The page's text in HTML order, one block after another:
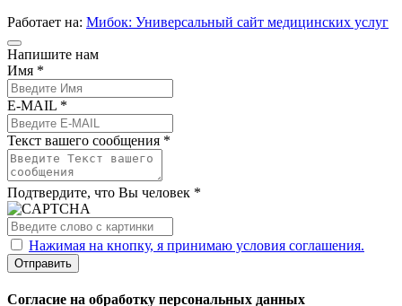
Работает на: Мибок: Универсальный сайт медицинских услуг
Напишите нам
Имя *
E-MAIL *
Текст вашего сообщения *
Подтвердите, что Вы человек *
Нажимая на кнопку, я принимаю условия соглашения.
Отправить
Согласие на обработку персональных данных